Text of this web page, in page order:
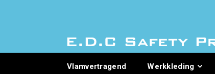
Vlamvertragend Werkkleding